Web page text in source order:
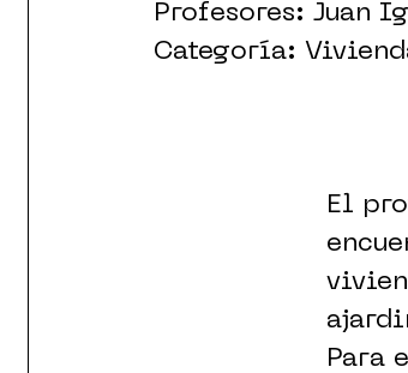
Profesores: Juan
Categoría:
El
Para